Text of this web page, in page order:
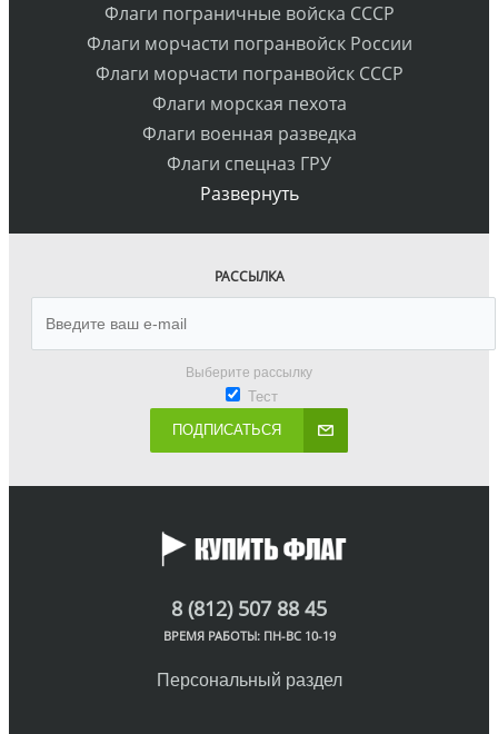
Флаги пограничные войска СССР
Флаги морчасти погранвойск России
Флаги морчасти погранвойск СССР
Флаги морская пехота
Флаги военная разведка
Флаги спецназ ГРУ
Развернуть
РАССЫЛКА
Выберите рассылку
Тест
ПОДПИСАТЬСЯ
8 (812) 507 88 45
ВРЕМЯ РАБОТЫ: ПН-ВС 10-19
Персональный раздел